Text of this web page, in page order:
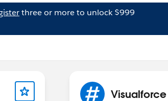
three or more to unlock $999
Visualforce